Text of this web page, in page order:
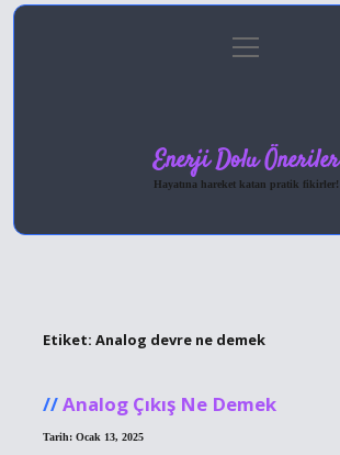
Gizlilik Politikası
menüyü
aç
Enerji Dolu Öneriler
Hayatına hareket katan pratik fikirler!
Etiket: Analog devre ne demek
Analog Çıkış Ne Demek
Tarih: Ocak 13, 2025